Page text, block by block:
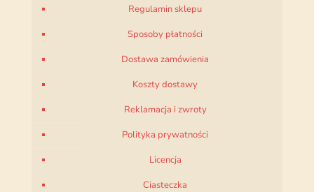
Regulamin sklepu
Sposoby płatności
Dostawa zamówienia
Koszty dostawy
Reklamacja i zwroty
Polityka prywatności
Licencja
Ciasteczka